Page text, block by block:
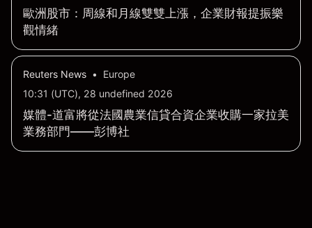
歐洲股市：周線和月線雙雙上漲，企業財報提振樂
觀情緒
Reuters News •
Europe
10:31 (UTC), 28 undefined 2026
媒體-道富將從法國農業信貸合資企業收購一家拉美
業務部門——彭博社